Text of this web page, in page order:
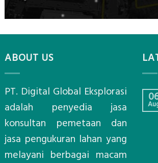
ABOUT US
PT. Digital Global Eksplorasi
adalah penyedia jasa
konsultan pemetaan dan
jasa pengukuran lahan yang
melayani berbagai macam